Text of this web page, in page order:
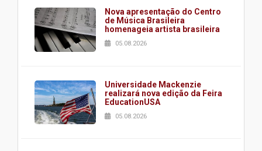
Nova apresentação do Centro
de Música Brasileira
homenageia artista brasileira
05.08.2026
Universidade Mackenzie
realizará nova edição da Feira
EducationUSA
05.08.2026